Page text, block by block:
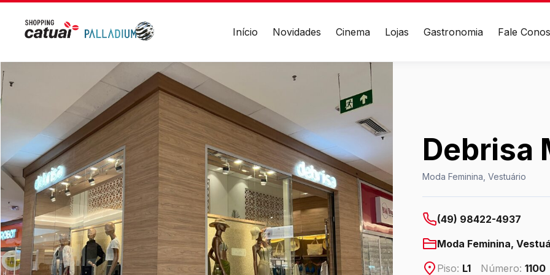
Início Novidades Cinema Lojas Gastronomia Fale
HORÁRIOS
Lojas
Seg a Sáb - 10h às 22h
Dom. e Feriados - 14h às 20h
Lojas Âncoras
Seg a Sáb - 10h às 22h
Dom. e Feriados - 11h às 20h
Alimentação
Todos os dias - 11h às 23h
Academia
Seg a Sexta - 06h às 23h
ENDEREÇO
Avenida das Cataratas, 3570 -
Vila Yolanda – Foz do Iguaçu/PR
Ver local
Chamar Uber
WhatsApp
Debrisa
Moda Feminina, Vestuário
(49) 98422-4937
Moda Feminina,
Piso: L1 Número: 1100
Todos
às
23h
Endereço
Avenida
Cataratas,
3570
Vila
Yolanda
Foz
do
Iguaçu/PR
Ver
local
promoções no
shopping.